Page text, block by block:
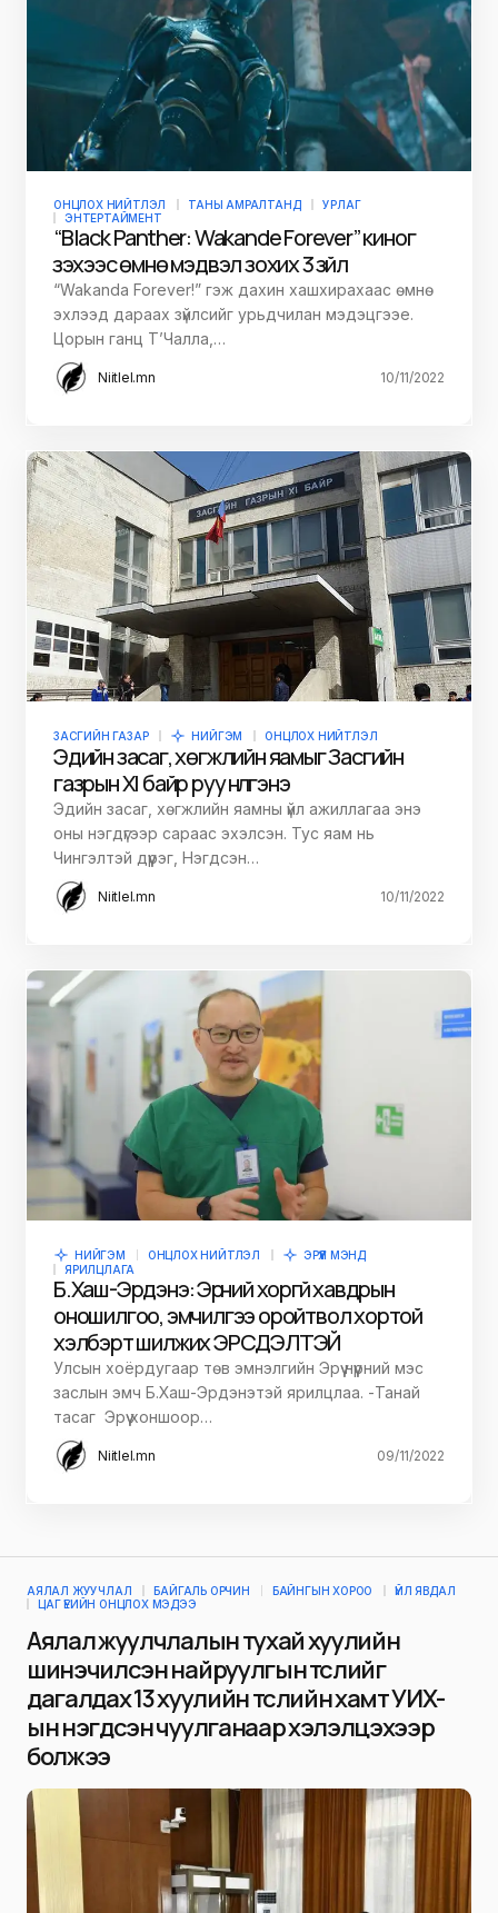
ОНЦЛОХ НИЙТЛЭЛ ТАНЫ АМРАЛТАНД
УРЛАГ
ЭНТЕРТАЙМЕНТ
“Black Panther: Wakande Forever” киног
үзэхээс өмнө мэдвэл зохих 3 зүйл
“Wakanda Forever!” гэж дахин хашхирахаас өмнө
эхлээд дараах зүйлсийг урьдчилан мэдэцгээе.
Цорын ганц Т’Чалла,…
Niitlel.mn 10/11/2022
ЗАСГИЙН ГАЗАР НИЙГЭМ ОНЦЛОХ НИЙТЛЭЛ
Эдийн засаг, хөгжлийн яамыг Засгийн
газрын XI байр руу нүүлгэнэ
Эдийн засаг, хөгжлийн яамны үйл ажиллагаа энэ
оны нэгдүгээр сараас эхэлсэн. Тус яам нь
Чингэлтэй дүүрэг, Нэгдсэн…
Niitlel.mn 10/11/2022
НИЙГЭМ ОНЦЛОХ НИЙТЛЭЛ
ЭРҮҮЛ МЭНД
ЯРИЛЦЛАГА
Б.Хаш-Эрдэнэ: Эрүүний хоргүй хавдрын
оношилгоо, эмчилгээ оройтвол хортой
хэлбэрт шилжих ЭРСДЭЛТЭЙ
Улсын хоёрдугаар төв эмнэлгийн Эрүү нүүрний мэс
заслын эмч Б.Хаш-Эрдэнэтэй ярилцлаа. -Танай
тасаг Эрүү хоншоор…
Niitlel.mn 09/11/2022
АЯЛАЛ ЖУУЧЛАЛ БАЙГАЛЬ ОРЧИН БАЙНГЫН ХОРОО
ҮЙЛ ЯВДАЛ
ЦАГ ҮЕИЙН ОНЦЛОХ МЭДЭЭ
Аялал жуулчлалын тухай хуулийн
шинэчилсэн найруулгын төслийг
дагалдах 13 хуулийн төслийн хамт УИХ-
ын нэгдсэн чуулганаар хэлэлцэхээр
болжээ